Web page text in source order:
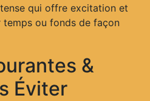
qui offre excitation et
temps ou fonds de façon
&
Éviter